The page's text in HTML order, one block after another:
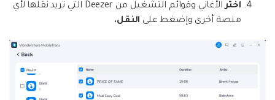
اختر
الأغاني وقوائم التشغيل من Deezer التي تريد نقلها لأي
منصة أخرى وإضغط على النقل.